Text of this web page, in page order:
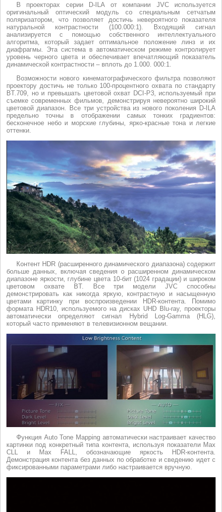
В проекторах серии D-ILA от компании JVC используется
оригинальный оптический модуль со специальным сетчатым
поляризатором, что позволяет достичь невероятного показателя
натуральной контрастности (100.000:1). Входящий сигнал
анализируется с помощью собственного интеллектуального
алгоритма, который задает оптимальное положение линз и их
диафрагмы. Эта система в автоматическом режиме контролирует
уровень черного цвета и обеспечивает впечатляющий показатель
динамической контрастности – вплоть до 1.000. 000:1.
Возможности нового кинематографического фильтра позволяют
проектору достичь не только 100-процентного охвата по стандарту
BT.709, но и превышать цветовой охват DCI-P3, используемый при
съемке современных фильмов, демонстрируя невероятно широкий
цветовой диапазон. Все три устройства из нового поколения D-ILA
предельно точны в отображении самых тонких градиентов:
бесконечное небо и морские глубины, ярко-красные тона и легкие
оттенки.
Контент HDR (расширенного динамического диапазона) содержит
больше данных, включая сведения о расширенном динамическом
диапазоне яркости, глубине цвета 10-бит (1024 градации) и широком
цветовом охвате BT. Все три модели JVC способны
демонстрировать как никогда яркую, контрастную и насыщенную
цветами картинку при воспроизведении HDR-контента. Помимо
формата HDR10, используемого на дисках UHD Blu-ray, проекторы
автоматически определяют сигнал Hybrid Log-Gamma (HLG),
который часто применяют в телевизионном вещании.
Функция Auto Tone Mapping автоматически настраивает качество
картинки под конкретный типа контента, используя показатели Max
CLL и Max FALL, обозначающие яркость HDR-контента.
Демонстрация контента без данных по обработке и сведению идет с
фиксированными параметрами либо настраивается вручную.